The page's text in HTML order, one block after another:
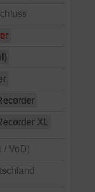
XL
/ VoD)